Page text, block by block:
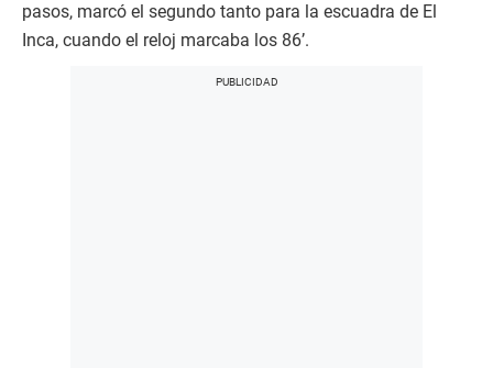
pasos, marcó el segundo tanto para la escuadra de El
Inca, cuando el reloj marcaba los 86’.